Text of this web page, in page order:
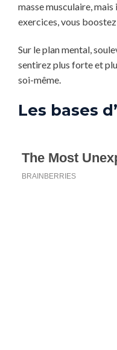
masse musculaire,
exercices, vous
Sur le plan mental,
sentirez plus forte et
soi-même.
Les bases